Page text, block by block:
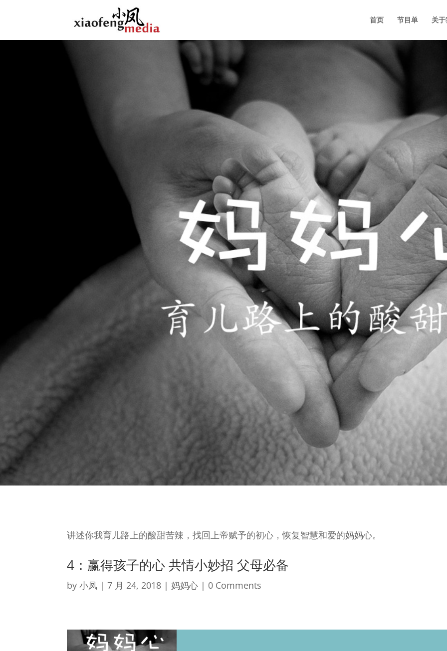
首页 节目单 关
讲述你我育儿路上的酸甜苦辣，找回上帝赋予的初心，恢复智慧和爱的妈妈心。
4：赢得孩子的心 共情小妙招 父母必备
by小凤 |7 月 24, 2018 |妈妈心 | 0 Comments